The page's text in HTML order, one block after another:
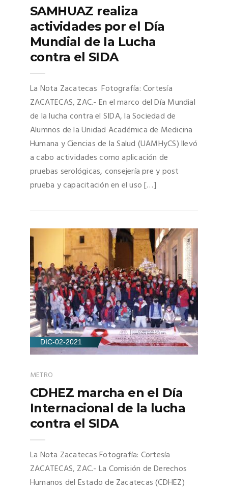
SAMHUAZ realiza
actividades por el Día
Mundial de la Lucha
contra el SIDA
La Nota Zacatecas Fotografía: Cortesía
ZACATECAS, ZAC.- En el marco del Día Mundial
de la lucha contra el SIDA, la Sociedad de
Alumnos de la Unidad Académica de Medicina
Humana y Ciencias de la Salud (UAMHyCS) llevó
a cabo actividades como aplicación de
pruebas serológicas, consejería pre y post
prueba y capacitación en el uso […]
DIC-02-2021
METRO
CDHEZ marcha en el Día
Internacional de la lucha
contra el SIDA
La Nota Zacatecas Fotografía: Cortesía
ZACATECAS, ZAC.- La Comisión de Derechos
Humanos del Estado de Zacatecas (CDHEZ)